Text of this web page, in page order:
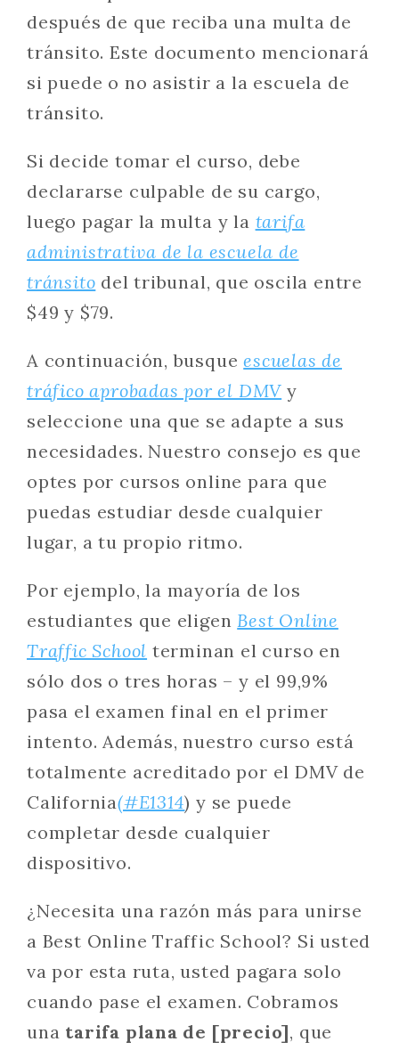
después de que reciba una multa de
tránsito. Este documento mencionará
si puede o no asistir a la escuela de
tránsito.
Si decide tomar el curso, debe
declararse culpable de su cargo,
luego pagar la multa y la tarifa
administrativa de la escuela de
tránsito del tribunal, que oscila entre
$49 y $79.
A continuación, busqueescuelas de
tráfico aprobadas por el DMV y
seleccione una que se adapte a sus
necesidades. Nuestro consejo es que
optes por cursos online para que
puedas estudiar desde cualquier
lugar, a tu propio ritmo.
Por ejemplo, la mayoría de los
estudiantes que eligen Best Online
Traffic School terminan el curso en
sólo dos o tres horas – y el 99,9%
pasa el examen final en el primer
intento. Además, nuestro curso está
totalmente acreditado por el DMV de
California(#E1314) y se puede
completar desde cualquier
dispositivo.
¿Necesita una razón más para unirse
a Best Online Traffic School? Si usted
va por esta ruta, usted pagara solo
cuando pase el examen. Cobramos
una tarifa plana de [precio], que